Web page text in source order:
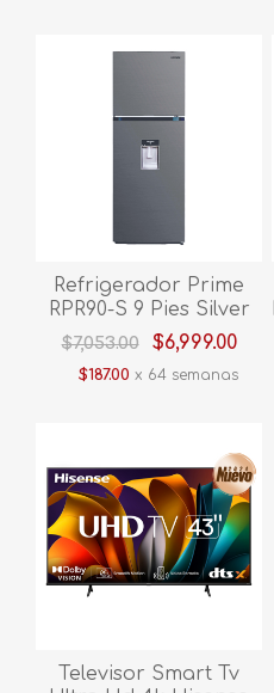
Refrigerador Prime
RPR90-S 9 Pies Silver
$7,053.00 $6,999.00
$187.00 x 64 semanas
Televisor Smart Tv